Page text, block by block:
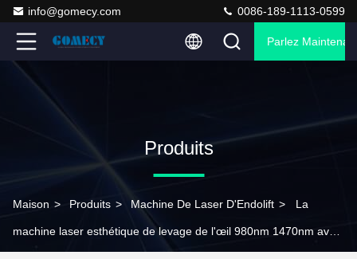
info@gomecy.com 0086-189-1113-0599
Parlez
Produits
Maison > Produits > Machine De Laser D'Endolift > La
machine laser esthétique de levage de l'œil 980nm 1470nm avec